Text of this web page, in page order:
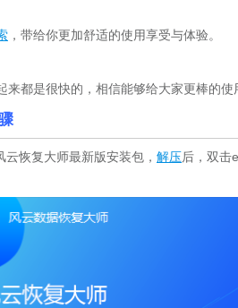
，带给你更加舒适的使用享受与体验。
都是很快的，相信能够给大家更棒的使
恢复大师最新版安装包， 解压后，双击